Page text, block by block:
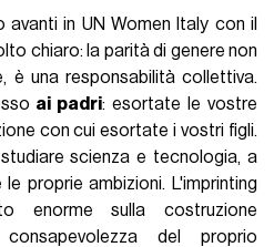
avanti in UN Women Italy con il
chiaro: la parità di genere non
è una responsabilità collettiva.
ai padri: esortate le vostre
con cui esortate i vostri figli.
scienza e tecnologia, a
proprie ambizioni. L'imprinting
enorme sulla costruzione
del proprio